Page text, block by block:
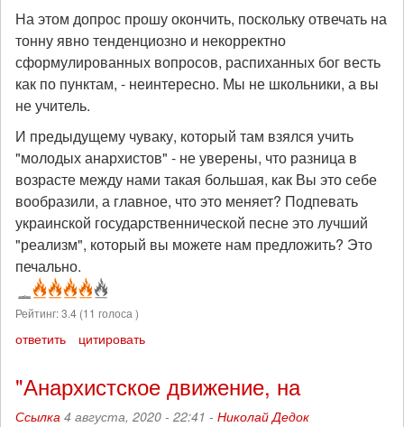
На этом допрос прошу окончить, поскольку отвечать на
тонну явно тенденциозно и некорректно
сформулированных вопросов, распиханных бог весть
как по пунктам, - неинтересно. Мы не школьники, а вы
не учитель.
И предыдущему чуваку, который там взялся учить
"молодых анархистов" - не уверены, что разница в
возрасте между нами такая большая, как Вы это себе
вообразили, а главное, что это меняет? Подпевать
украинской государственнической песне это лучший
"реализм", который вы можете нам предложить? Это
печально.
Рейтинг:3.4 (11 голоса )
ответить цитировать
"Анархистское движение, на
Ссылка 4 августа, 2020 - 22:41 - Николай Дедок